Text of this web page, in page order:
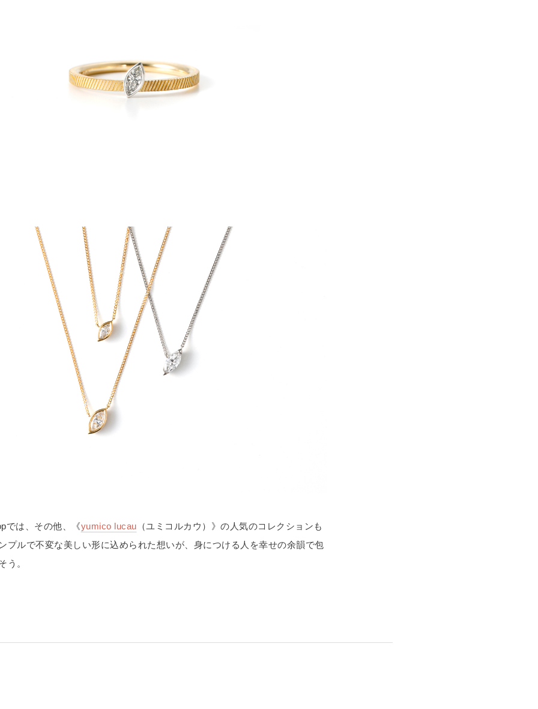
では、その他、《yumico lucau （ユミコルカウ）》の人気のコレクションも
プルで不変な美しい形に込められた想いが、身につける人を幸せの余韻で包
う。